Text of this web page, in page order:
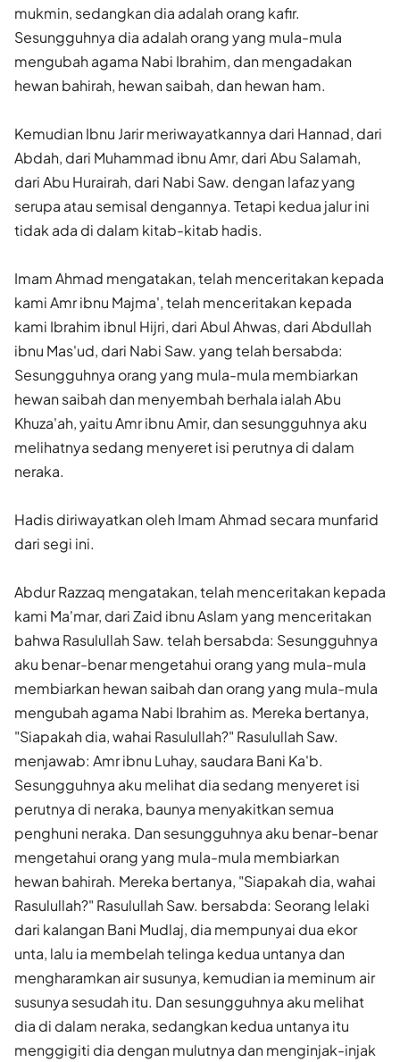
mukmin, sedangkan dia adalah orang kafir.
Sesungguhnya dia adalah orang yang mula-mula
mengubah agama Nabi Ibrahim, dan mengadakan
hewan bahirah, hewan saibah, dan hewan ham.
Kemudian Ibnu Jarir meriwayatkannya dari Hannad, dari
Abdah, dari Muhammad ibnu Amr, dari Abu Salamah,
dari Abu Hurairah, dari Nabi Saw. dengan lafaz yang
serupa atau semisal dengannya. Tetapi kedua jalur ini
tidak ada di dalam kitab-kitab hadis.
Imam Ahmad mengatakan, telah menceritakan kepada
kami Amr ibnu Majma', telah menceritakan kepada
kami Ibrahim ibnul Hijri, dari Abul Ahwas, dari Abdullah
ibnu Mas'ud, dari Nabi Saw. yang telah bersabda:
Sesungguhnya orang yang mula-mula membiarkan
hewan saibah dan menyembah berhala ialah Abu
Khuza'ah, yaitu Amr ibnu Amir, dan sesungguhnya aku
melihatnya sedang menyeret isi perutnya di dalam
neraka.
Hadis diriwayatkan oleh Imam Ahmad secara munfarid
dari segi ini.
Abdur Razzaq mengatakan, telah menceritakan kepada
kami Ma'mar, dari Zaid ibnu Aslam yang menceritakan
bahwa Rasulullah Saw. telah bersabda: Sesungguhnya
aku benar-benar mengetahui orang yang mula-mula
membiarkan hewan saibah dan orang yang mula-mula
mengubah agama Nabi Ibrahim as. Mereka bertanya,
"Siapakah dia, wahai Rasulullah?" Rasulullah Saw.
menjawab: Amr ibnu Luhay, saudara Bani Ka'b.
Sesungguhnya aku melihat dia sedang menyeret isi
perutnya di neraka, baunya menyakitkan semua
penghuni neraka. Dan sesungguhnya aku benar-benar
mengetahui orang yang mula-mula membiarkan
hewan bahirah. Mereka bertanya, "Siapakah dia, wahai
Rasulullah?" Rasulullah Saw. bersabda: Seorang lelaki
dari kalangan Bani Mudlaj, dia mempunyai dua ekor
unta, lalu ia membelah telinga kedua untanya dan
mengharamkan air susunya, kemudian ia meminum air
susunya sesudah itu. Dan sesungguhnya aku melihat
dia di dalam neraka, sedangkan kedua untanya itu
menggigiti dia dengan mulutnya dan menginjak-injak